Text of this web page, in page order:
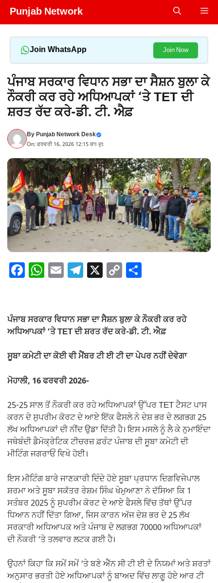
Skip
Punjab Network
Join WhatsApp Join Now
ਪੰਜਾਬ ਸਰਕਾਰ ਵਿਧਾਨ ਸਭਾ ਦਾ ਸੈਸ਼ਨ ਬੁਲਾ ਕੇ
ਨੌਕਰੀ ਕਰ ਰਹੇ ਅਧਿਆਪਕਾਂ ‘ਤੇ TET ਦੀ
ਸ਼ਰਤ ਰੱਦ ਕਰੇ-ਡੀ. ਟੀ. ਐਫ਼
ByPunjab Network Desk
On: ਫਰਵਰੀ 16, 2026 12:15 ਬਾਃ ਦੁਃ
F
e
b
o
o
k
W
s
A
p
p
E T
gr
a
m
X C
y
Li
n
k
e
ਪੰਜਾਬ ਸਰਕਾਰ ਵਿਧਾਨ ਸਭਾ ਦਾ ਸੈਸ਼ਨ ਬੁਲਾ ਕੇ ਨੌਕਰੀ ਕਰ ਰਹੇ
ਅਧਿਆਪਕਾਂ ‘ਤੇ TET ਦੀ ਸ਼ਰਤ ਰੱਦ ਕਰੇ-ਡੀ. ਟੀ. ਐਫ਼
ਸੂਬਾ ਕਮੇਟੀ ਦਾ ਕੋਈ ਵੀ ਮੈਂਬਰ ਟੀ ਈ ਟੀ ਦਾ ਪੇਪਰ ਨਹੀਂ ਦੇਵੇਗਾ
ਮੋਹਾਲੀ, 16 ਫਰਵਰੀ 2026-
25-25 ਸਾਲ ਤੋਂ ਨੌਕਰੀ ਕਰ ਰਹੇ ਅਧਿਆਪਕਾਂ ਉੱਪਰ TET ਟੈਸਟ ਪਾਸ
ਕਰਨ ਦੇ ਸੁਪਰੀਮ ਕੋਰਟ ਦੇ ਆਏ ਇੱਕ ਫੈਸਲੇ ਨੇ ਦੇਸ਼ ਭਰ ਦੇ ਲਗਭਗ 25
ਲੱਖ ਅਧਿਆਪਕਾਂ ਦੀ ਨੀਂਦ ਉਡਾ ਦਿੱਤੀ ਹੈ। ਇਸ ਮਸਲੇ ਨੂੰ ਲੈ ਕੇ ਨੁਮਾਇੰਦਾ
ਜਥੇਬੰਦੀ ਡੈਮੋਕ੍ਰੇਟਿਕ ਟੀਚਰਜ਼ ਫ਼ਰੰਟ ਪੰਜਾਬ ਦੀ ਸੂਬਾ ਕਮੇਟੀ ਦੀ
ਮੀਟਿੰਗ ਜਗਰਾਓਂ ਵਿਖੇ ਹੋਈ।
ਇਸ ਮੀਟਿੰਗ ਬਾਰੇ ਜਾਣਕਾਰੀ ਦਿੰਦੇ ਹੋਏ ਸੂਬਾ ਪ੍ਰਧਾਨ ਦਿਗਵਿਜੇਪਾਲ
ਸ਼ਰਮਾ ਅਤੇ ਸੂਬਾ ਸਕੱਤਰ ਰੇਸ਼ਮ ਸਿੰਘ ਖੇਮੁਆਣਾ ਨੇ ਦੱਸਿਆ ਕਿ 1
ਸਤੰਬਰ 2025 ਨੂੰ ਸੁਪਰੀਮ ਕੋਰਟ ਦੇ ਆਏ ਫੈਸਲੇ ਵਿੱਚ ਤੱਥਾਂ ਉੱਪਰ
ਧਿਆਨ ਨਹੀਂ ਦਿੱਤਾ ਗਿਆ, ਜਿਸ ਕਾਰਨ ਅੱਜ ਦੇਸ਼ ਭਰ ਦੇ 25 ਲੱਖ
ਸਰਕਾਰੀ ਅਧਿਆਪਕ ਅਤੇ ਪੰਜਾਬ ਦੇ ਲਗਭਗ 70000 ਅਧਿਆਪਕਾਂ
ਦੀ ਨੌਕਰੀ ‘ਤੇ ਤਲਵਾਰ ਲਟਕ ਗਈ ਹੈ।
ਉਹਨਾਂ ਕਿਹਾ ਕਿ ਸਮੇਂ ਸਮੇਂ ‘ਤੇ ਬਣੇ ਐੱਨ ਸੀ ਟੀ ਈ ਦੇ ਨਿਯਮਾਂ ਅਤੇ ਸ਼ਰਤਾਂ
ਅਨੁਸਾਰ ਭਰਤੀ ਹੋਏ ਅਧਿਆਪਕਾਂ ਨੂੰ ਬਾਅਦ ਵਿੱਚ ਲਾਗੂ ਹੋਏ ਆਰ ਟੀ